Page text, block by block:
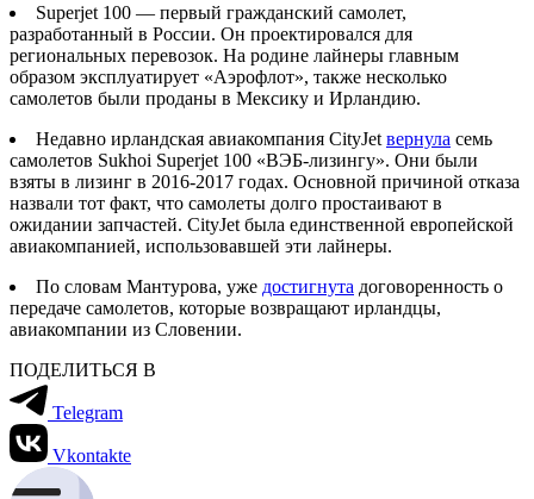
Superjet 100 — первый гражданский самолет,
разработанный в России. Он проектировался для
региональных перевозок. На родине лайнеры главным
образом эксплуатирует «Аэрофлот», также несколько
самолетов были проданы в Мексику и Ирландию.
Недавно ирландская авиакомпания CityJet вернула семь
самолетов Sukhoi Superjet 100 «ВЭБ-лизингу». Они были
взяты в лизинг в 2016-2017 годах. Основной причиной отказа
назвали тот факт, что самолеты долго простаивают в
ожидании запчастей. CityJet была единственной европейской
авиакомпанией, использовавшей эти лайнеры.
По словам Мантурова, уже достигнута договоренность о
передаче самолетов, которые возвращают ирландцы,
авиакомпании из Словении.
ПОДЕЛИТЬСЯ В
Telegram
Vkontakte